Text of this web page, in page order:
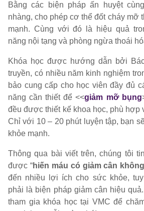
Bằng các biện pháp ấn huyệt
nhàng, cho phép cơ thể đốt cháy mỡ
mạnh. Cùng với đó là hiệu quả
năng nội tạng và phòng ngừa thoái
Khóa học được hướng dẫn bởi
truyền, có nhiều năm kinh nghiệm
bảo cung cấp cho học viên đầy đủ
năng cần thiết để <<giảm mỡ bụng
đều được thiết kế khoa học, phù hợp
Chỉ với 10 – 20 phút luyện tập, bạn
khỏe mạnh.
Thông qua bài viết trên, chúng tôi
được “hiến máu có giảm cân không
đến nhiều lợi ích cho sức khỏe,
phải là biện pháp giảm cân hiệu
tham gia khóa học tại VMC để